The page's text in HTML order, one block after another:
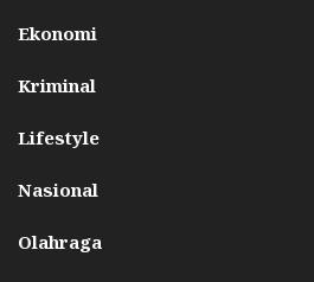
Ekonomi
Kriminal
Lifestyle
Nasional
Olahraga